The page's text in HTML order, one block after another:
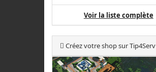
Voir la liste complète
Créez votre shop sur Tip4Serv